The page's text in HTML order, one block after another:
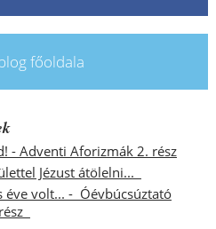
főoldala
- Adventi Aforizmák 2. rész
Jézust átölelni...
éve volt... - Óévbúcsúztató